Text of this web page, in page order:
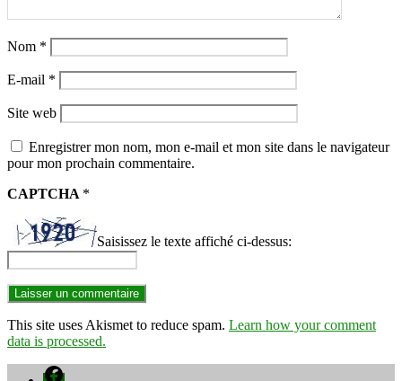
Nom *
E-mail *
Site web
Enregistrer mon nom, mon e-mail et mon site dans le navigateur
pour mon prochain commentaire.
CAPTCHA *
Saisissez le texte affiché ci-dessus:
This site uses Akismet to reduce spam. Learn how your comment
data is processed.
Facebook